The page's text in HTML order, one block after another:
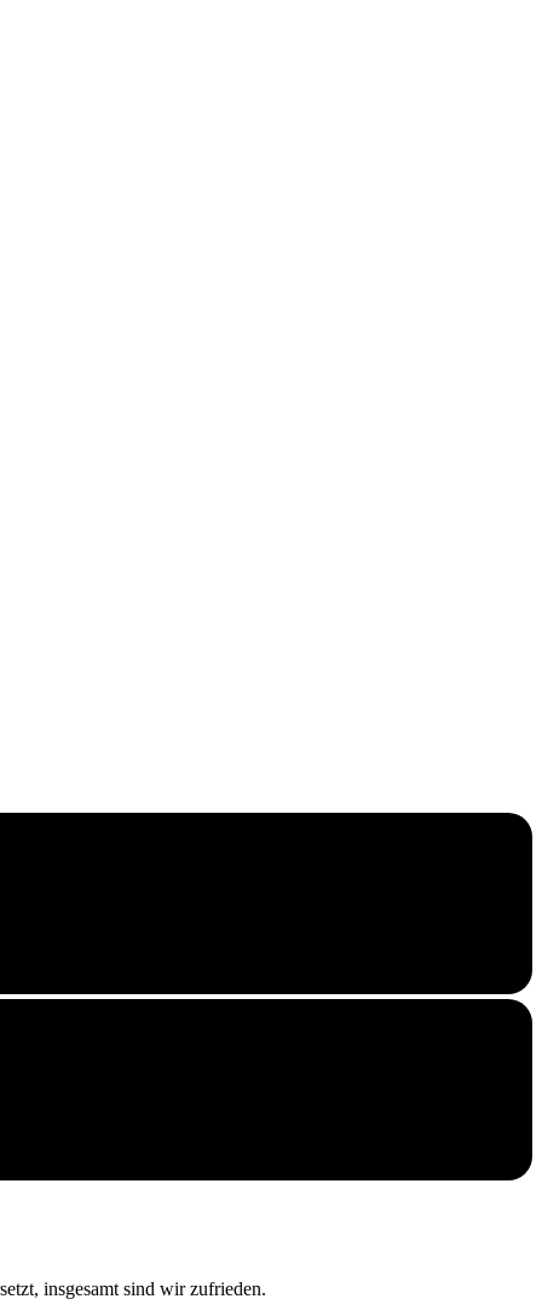
insgesamt sind wir zufrieden.